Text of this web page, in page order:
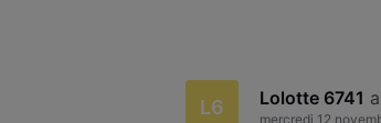
L6 Lolotte 6741
mercredi 12